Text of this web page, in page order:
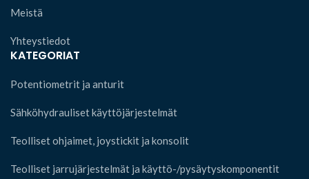
Meistä
Yhteystiedot
KATEGORIAT
Potentiometrit ja anturit
Sähköhydrauliset käyttöjärjestelmät
Teolliset ohjaimet, joystickit ja konsolit
Teolliset jarrujärjestelmät ja käyttö-/pysäytyskomponentit